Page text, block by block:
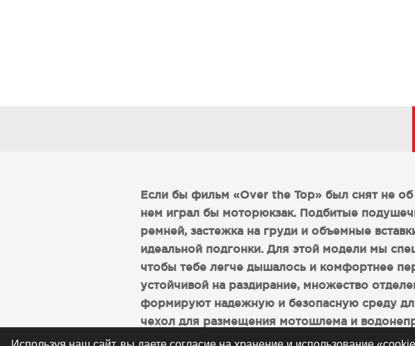
Если бы фильм «Over the Top» был снят не об
нем играл бы моторюкзак. Подбитые
ремней, застежка на груди и объемные
идеальной подгонки. Для этой модели мы
чтобы тебе легче дышалось и комфортнее
устойчивой на раздирание, множество
формируют надежную и безопасную среду
чехол для размещения мотошлема и
светоотражающие элементы сделают